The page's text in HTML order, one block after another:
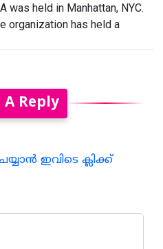
was held in Manhattan, NYC.
organization has held a
A Reply
ഇവിടെ ക്ലിക്ക്